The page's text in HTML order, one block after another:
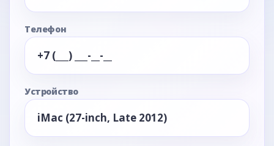
Телефон
Устройство